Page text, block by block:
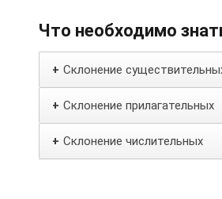
Что необходимо
+ Склонение
+ Склонение прилагательных
+ Склонение числительных